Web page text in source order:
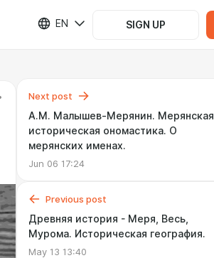
EN SIGN UP
Next post
А.М. Малышев-Мерянин. Мерянская
историческая ономастика. О
мерянских именах.
Jun 06 17:24
Previous post
Древняя история - Меря, Весь,
Мурома. Историческая география.
May 13 13:40